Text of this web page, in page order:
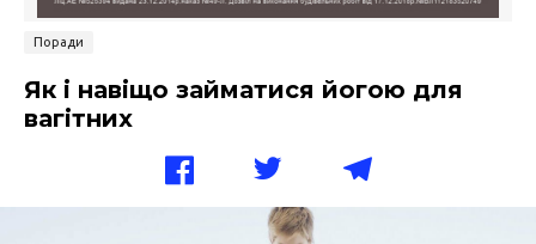
Поради
Як і навіщо займатися йогою для
вагітних